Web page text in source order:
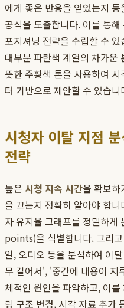
에게 좋은 반응을 얻었는지
공식을 도출합니다. 이를 통
포지셔닝 전략을 수립할 수
대부분 파란색 계열의 차가운
뜻한 주황색 톤을 사용하여
터 기반으로 제안할 수 있습니
시청자 이탈 지점
전략
높은 시청 지속 시간을 확보
을 끄는지 정확히 알아야 합
자 유지율 그래프를 정밀하
points)을 식별합니다. 그리
일, 오디오 등을 분석하여 이
무 길어서', '중간에 내용이
체적인 원인을 파악하고, 이
링 구조 변경, 시각 자료 추가